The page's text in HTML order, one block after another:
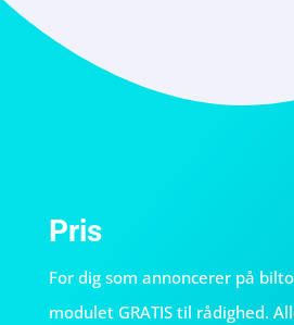
Pris
For dig som annoncerer på
modulet GRATIS til rådighed.